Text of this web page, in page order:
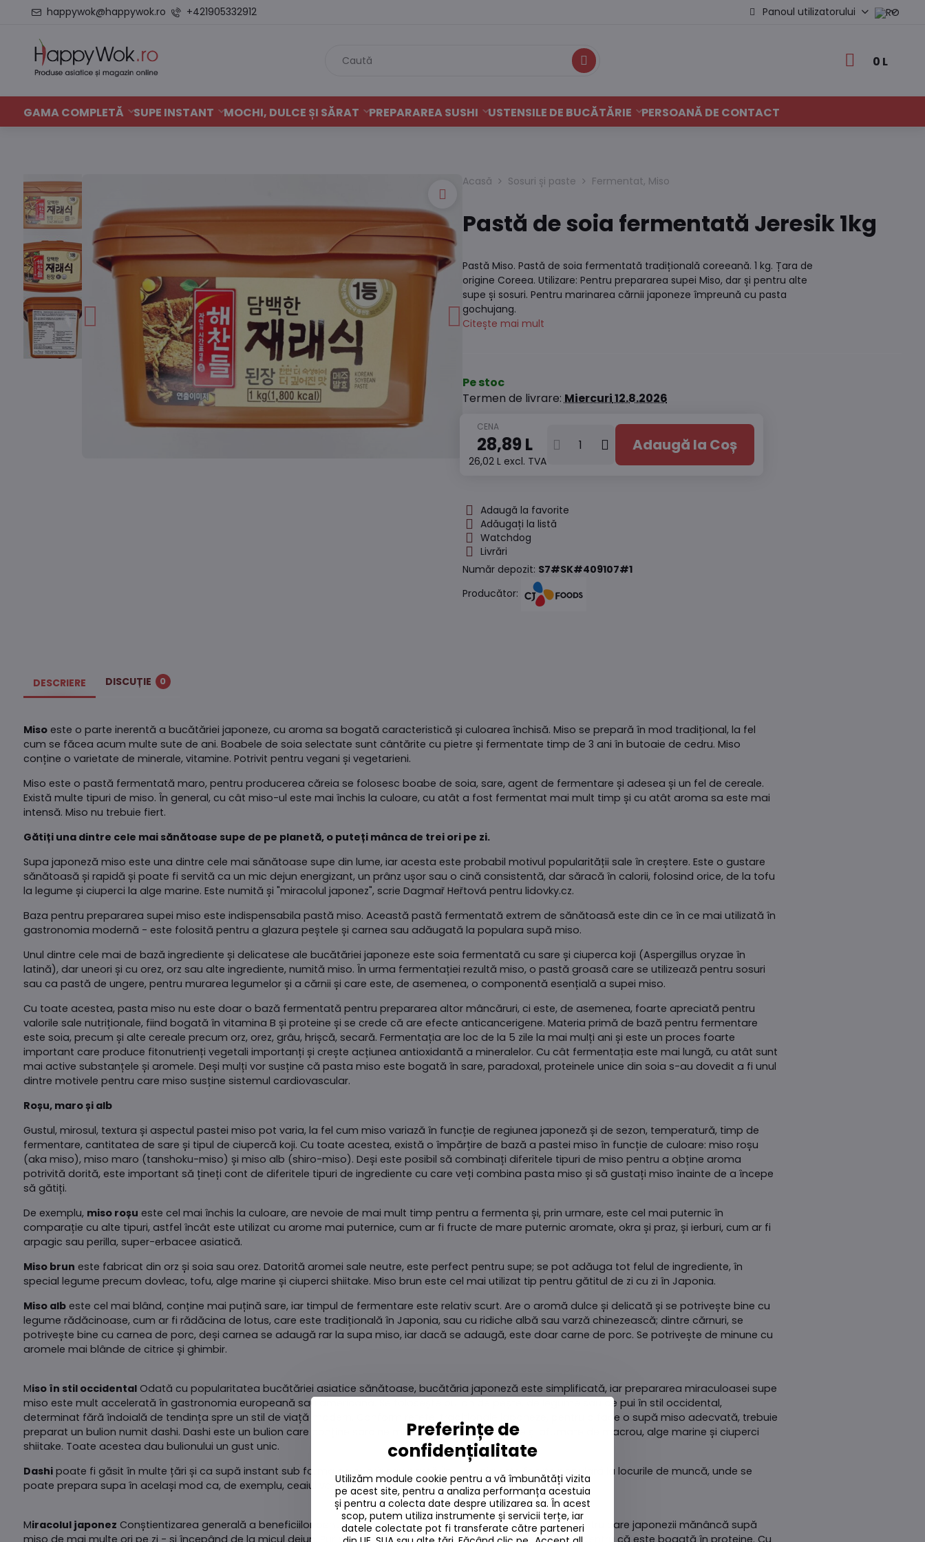
happywok@happywok.ro +421905332912 Panoul utilizatorului
Caută 0 L
GAMA COMPLETĂ SUPE INSTANT MOCHI, DULCE ȘI SĂRAT PREPARAREA SUSHI USTENSILE DE BUCĂTĂRIE PERSOANĂ DE CONTACT
Acasă Sosuri și paste Fermentat, Miso
Pastă de soia fermentată Jeresik 1kg
Pastă Miso. Pastă de soia fermentată tradițională coreeană. 1 kg. Țara de
origine Coreea. Utilizare: Pentru prepararea supei Miso, dar și pentru alte
supe și sosuri. Pentru marinarea cărnii japoneze împreună cu pasta
gochujang.
Citește mai mult
Pe stoc
Termen de livrare:Miercuri12.8.2026
28,89 L
26,02 L excl. TVA
Adaugă la Coș
Adaugă la favorite
Adăugați la listă
Watchdog
Livrări
Număr depozit: S7#SK#409107#1
Producător:
DESCRIERE DISCUȚIE 0
Misoeste o parte inerentă a bucătăriei japoneze, cu aroma sa bogată caracteristică și culoarea închisă. Miso se prepară în mod tradițional, la fel
cum se făcea acum multe sute de ani. Boabele de soia selectate sunt cântărite cu pietre și fermentate timp de 3 ani în butoaie de cedru. Miso
conține o varietate de minerale, vitamine. Potrivit pentru vegani și vegetarieni.
Miso este o pastă fermentată maro, pentru producerea căreia se folosesc boabe de soia, sare, agent de fermentare și adesea și un fel de cereale.
Există multe tipuri de miso. În general, cu cât miso-ul este mai închis la culoare, cu atât a fost fermentat mai mult timp și cu atât aroma sa este mai
intensă. Miso nu trebuie fiert.
Gătiți una dintre cele mai sănătoase supe de pe planetă, o puteți mânca de trei ori pe zi.
Supa japoneză miso este una dintre cele mai sănătoase supe din lume, iar acesta este probabil motivul popularității sale în creștere. Este o gustare
sănătoasă și rapidă și poate fi servită ca un mic dejun energizant, un prânz ușor sau o cină consistentă, dar săracă în calorii, folosind orice, de la tofu
la legume și ciuperci la alge marine. Este numită și "miracolul japonez", scrie Dagmař Heřtová pentru lidovky.cz.
Baza pentru prepararea supei miso este indispensabila pastă miso. Această pastă fermentată extrem de sănătoasă este din ce în ce mai utilizată în
gastronomia modernă - este folosită pentru a glazura peștele și carnea sau adăugată la populara supă miso.
Unul dintre cele mai de bază ingrediente și delicatese ale bucătăriei japoneze este soia fermentată cu sare și ciuperca koji (Aspergillus oryzae în
latină), dar uneori și cu orez, orz sau alte ingrediente, numită miso. În urma fermentației rezultă miso, o pastă groasă care se utilizează pentru sosuri
sau ca pastă de ungere, pentru murarea legumelor și a cărnii și care este, de asemenea, o componentă esențială a supei miso.
Cu toate acestea, pasta miso nu este doar o bază fermentată pentru prepararea altor mâncăruri, ci este, de asemenea, foarte apreciată pentru
valorile sale nutriționale, fiind bogată în vitamina B și proteine și se crede că are efecte anticancerigene. Materia primă de bază pentru fermentare
este soia, precum și alte cereale precum orz, orez, grâu, hrișcă, secară. Fermentația are loc de la 5 zile la mai mulți ani și este un proces foarte
important care produce fitonutrienți vegetali importanți și crește acțiunea antioxidantă a mineralelor. Cu cât fermentația este mai lungă, cu atât sunt
mai active substanțele și aromele. Deși mulți vor susține că pasta miso este bogată în sare, paradoxal, proteinele unice din soia s-au dovedit a fi unul
dintre motivele pentru care miso susține sistemul cardiovascular.
Roșu, maro și alb
Gustul, mirosul, textura și aspectul pastei miso pot varia, la fel cum miso variază în funcție de regiunea japoneză și de sezon, temperatură, timp de
fermentare, cantitatea de sare și tipul de ciupercă koji. Cu toate acestea, există o împărțire de bază a pastei miso în funcție de culoare: miso roșu
(aka miso), miso maro (tanshoku-miso) și miso alb (shiro-miso). Deși este posibil să combinați diferitele tipuri de miso pentru a obține aroma
potrivită dorită, este important să țineți cont de diferitele tipuri de ingrediente cu care veți combina pasta miso și să gustați miso înainte de a începe
să gătiți.
De exemplu, miso roșu este cel mai închis la culoare, are nevoie de mai mult timp pentru a fermenta și, prin urmare, este cel mai puternic în
comparație cu alte tipuri, astfel încât este utilizat cu arome mai puternice, cum ar fi fructe de mare puternic aromate, okra și praz, și ierburi, cum ar fi
arpagic sau perilla, super-erbacee asiatică.
Miso brun este fabricat din orz și soia sau orez. Datorită aromei sale neutre, este perfect pentru supe; se pot adăuga tot felul de ingrediente, în
special legume precum dovleac, tofu, alge marine și ciuperci shiitake. Miso brun este cel mai utilizat tip pentru gătitul de zi cu zi în Japonia.
Miso albeste cel mai blând, conține mai puțină sare, iar timpul de fermentare este relativ scurt. Are o aromă dulce și delicată și se potrivește bine cu
legume rădăcinoase, cum ar fi rădăcina de lotus, care este tradițională în Japonia, sau cu ridiche albă sau varză chinezească; dintre cărnuri, se
potrivește bine cu carnea de porc, deși carnea se adaugă rar la supa miso, iar dacă se adaugă, este doar carne de porc. Se potrivește de minune cu
aromele mai blânde de citrice și ghimbir.
Miso în stil occidentalOdată cu popularitatea bucătăriei asiatice sănătoase, bucătăria japoneză este simplificată, iar prepararea miraculoasei supe
miso este mult accelerată în gastronomia europeană sau americană. Se folosește bulion de pește, de legume sau de pui în stil occidental,
determinat fără îndoială de tendința spre un stil de viață modern. Conform rețetei tradiționale japoneze, pentru a face o supă miso adecvată, trebuie
preparat un bulion numit dashi. Dashi este un bulion care conține sardine mici uscate, bucăți uscate și afumate de macrou, alge marine și ciuperci
shiitake. Toate acestea dau bulionului un gust unic.
Dashipoate fi găsit în multe țări și ca supă instant sub formă de pudră sau pastă. În Japonia este foarte populară la locurile de muncă, unde se
poate prepara supa în același mod ca, de exemplu, ceaiul verde.
Miracolul japonez Conștientizarea generală a beneficiilor pentru sănătate nu este probabil principalul motiv pentru care japonezii mănâncă supă
miso de mai multe ori pe zi - și începând de la micul dejun. Pur și simplu are un gust bun, îi încălzește și îi umple pentru că este bogată în proteine. Cu
Preferințe de
confidențialitate
Utilizăm module cookie pentru a vă îmbunătăți vizita
pe acest site, pentru a analiza performanța acestuia
și pentru a colecta date despre utilizarea sa. În acest
scop, putem utiliza instrumente și servicii terțe, iar
datele colectate pot fi transferate către parteneri